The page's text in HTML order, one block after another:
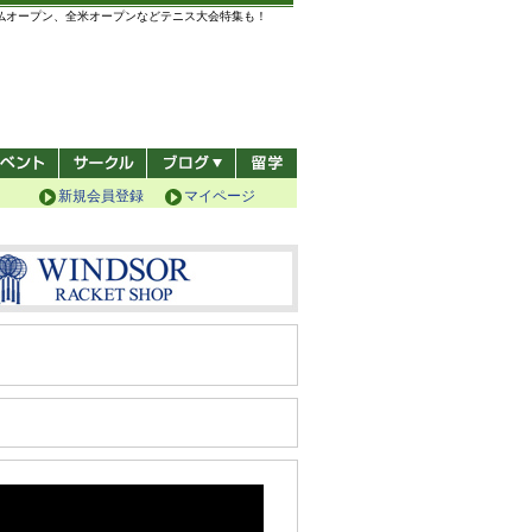
ープン、全米オープンなどテニス大会特集も！
マイページ
新規会員登録